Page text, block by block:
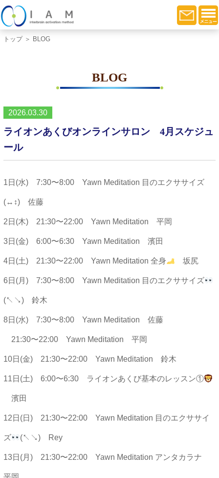
トップ＞ BLOG
BLOG
2026.03.30
ライオンあくびオンラインサロン 4月スケジュ
ール
1日(水) 7:30〜8:00 Yawn Meditation 目のエクササイズ
(↔︎↕︎) 佐藤
2日(木) 21:30〜22:00 Yawn Meditation 平岡
3日(金) 6:00〜6:30 Yawn Meditation 濱田
4日(土) 21:30〜22:00 Yawn Meditation 全身 坂尻
6日(月) 7:30〜8:00 Yawn Meditation 目のエクササイズ
(↖︎↘︎) 鈴木
8日(水) 7:30〜8:00 Yawn Meditation 佐藤
21:30〜22:00 Yawn Meditation 平岡
10日(金) 21:30〜22:00 Yawn Meditation 鈴木
11日(土) 6:00〜6:30 ライオンあくび基本のレッスン①
濱田
12日(日) 21:30〜22:00 Yawn Meditation 目のエクササイ
ズ (↖︎↘︎) Rey
13日(月) 21:30〜22:00 Yawn Meditation アンタカラナ